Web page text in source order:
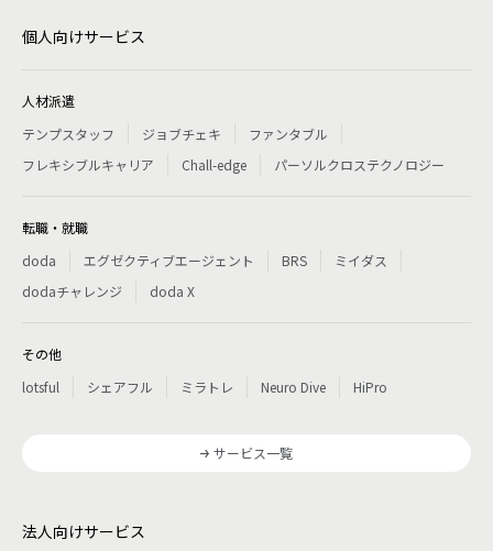
個人向けサービス
人材派遣
テンプスタッフ
ジョブチェキ
ファンタブル
フレキシブルキャリア
Chall-edge パーソルクロステクノロジー
転職・就職
doda
エグゼクティブエージェント BRS
ミイダス
dodaチャレンジ
doda X
その他
lotsful
シェアフル ミラトレ Neuro Dive HiPro
サービス一覧
法人向けサービス